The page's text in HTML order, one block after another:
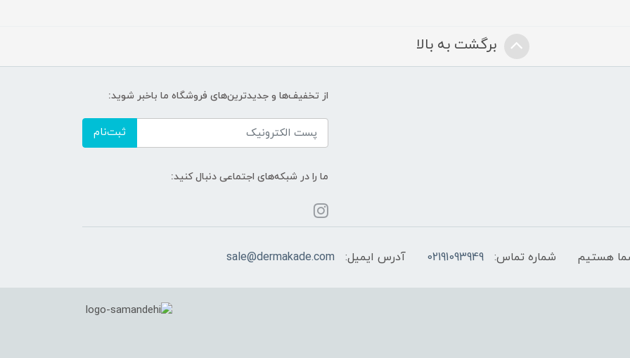
برگشت به بالا
از تخفیف‌ها و جدیدترین‌های فروشگاه ما باخبر شوید:
ثبت‌نام
ما را در شبکه‌های اجتماعی دنبال کنید:
شماره تماس: 02191093949 آدرس ایمیل: sale@dermakade.com